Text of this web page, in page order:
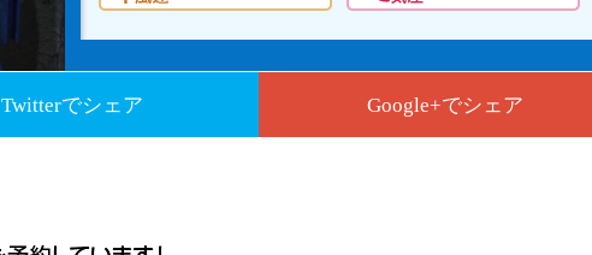
Twitterでシェア Google+でシェア